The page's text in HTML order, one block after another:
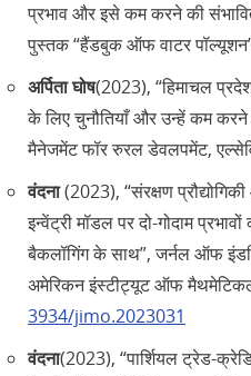
प्रभाव और इसे कम करने की
पुस्तक “हैंडबुक ऑफ वाटर
अर्पिता घोष(2023), “हिमाचल
के लिए चुनौतियाँ और उन्हें कम करने
मैनेजमेंट फॉर रुरल डेवलपमेंट,
वंदना(2023), “संरक्षण
इन्वेंट्री मॉडल पर दो-गोदाम
बैकलॉगिंग के साथ”, जर्नल ऑफ
अमेरिकन इंस्टीट्यूट ऑफ
3934/jimo.2023031
वंदना(2023), “पार्शियल ट्रेड-